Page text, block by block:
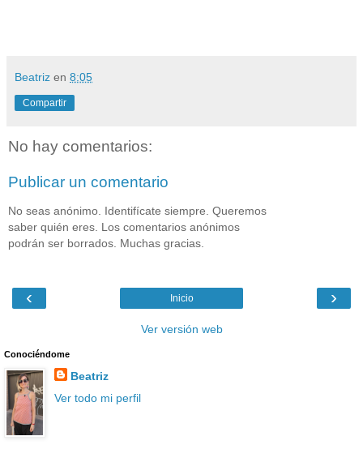
Beatriz en 8:05
Compartir
No hay comentarios:
Publicar un comentario
No seas anónimo. Identifícate siempre. Queremos
saber quién eres. Los comentarios anónimos
podrán ser borrados. Muchas gracias.
‹ ›
Inicio
Ver versión web
Conociéndome
Beatriz
Ver todo mi perfil